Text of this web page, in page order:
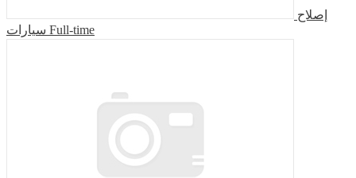
إصلاح
سيارات Full-time